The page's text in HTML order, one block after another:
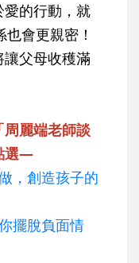
的行動，就
會更親密！
父母收穫滿
麗端老師談
選—
，創造孩子的
擺脫負面情